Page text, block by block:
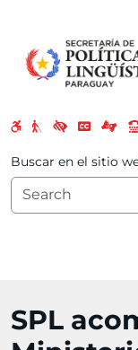
Buscar en el sitio
SPL